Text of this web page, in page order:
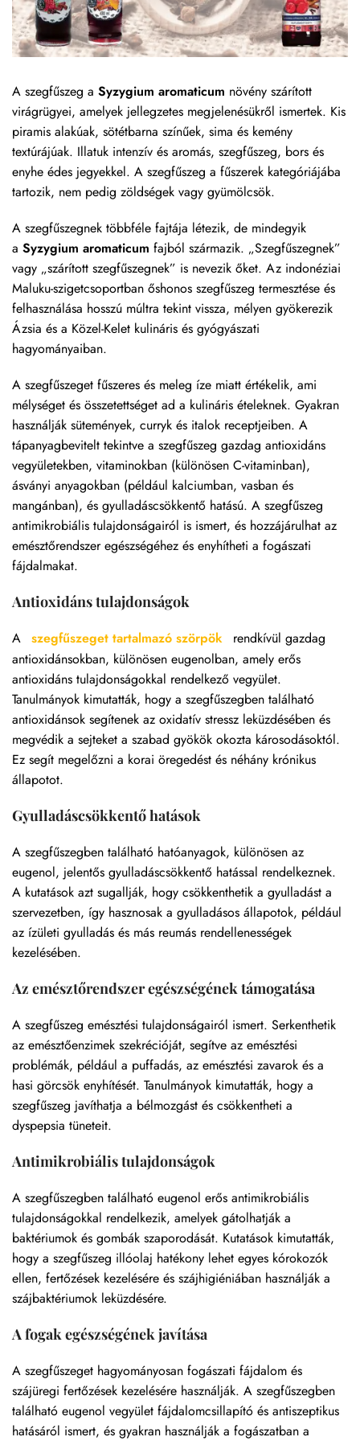
A szegfűszeg a Syzygium aromaticum növény szárított
virágrügyei, amelyek jellegzetes megjelenésükről ismertek. Kis
piramis alakúak, sötétbarna színűek, sima és kemény
textúrájúak. Illatuk intenzív és aromás, szegfűszeg, bors és
enyhe édes jegyekkel. A szegfűszeg a fűszerek kategóriájába
tartozik, nem pedig zöldségek vagy gyümölcsök.
A szegfűszegnek többféle fajtája létezik, de mindegyik
a Syzygium aromaticum fajból származik. „Szegfűszegnek”
vagy „szárított szegfűszegnek” is nevezik őket. Az indonéziai
Maluku-szigetcsoportban őshonos szegfűszeg termesztése és
felhasználása hosszú múltra tekint vissza, mélyen gyökerezik
Ázsia és a Közel-Kelet kulináris és gyógyászati
hagyományaiban.
A szegfűszeget fűszeres és meleg íze miatt értékelik, ami
mélységet és összetettséget ad a kulináris ételeknek. Gyakran
használják sütemények, curryk és italok receptjeiben. A
tápanyagbevitelt tekintve a szegfűszeg gazdag antioxidáns
vegyületekben, vitaminokban (különösen C-vitaminban),
ásványi anyagokban (például kalciumban, vasban és
mangánban), és gyulladáscsökkentő hatású. A szegfűszeg
antimikrobiális tulajdonságairól is ismert, és hozzájárulhat az
emésztőrendszer egészségéhez és enyhítheti a fogászati
fájdalmakat.
Antioxidáns tulajdonságok
A szegfűszeget tartalmazó szörpök
rendkívül gazdag
antioxidánsokban, különösen eugenolban, amely erős
antioxidáns tulajdonságokkal rendelkező vegyület.
Tanulmányok kimutatták, hogy a szegfűszegben található
antioxidánsok segítenek az oxidatív stressz leküzdésében és
megvédik a sejteket a szabad gyökök okozta károsodásoktól.
Ez segít megelőzni a korai öregedést és néhány krónikus
állapotot.
Gyulladáscsökkentő hatások
A szegfűszegben található hatóanyagok, különösen az
eugenol, jelentős gyulladáscsökkentő hatással rendelkeznek.
A kutatások azt sugallják, hogy csökkenthetik a gyulladást a
szervezetben, így hasznosak a gyulladásos állapotok, például
az ízületi gyulladás és más reumás rendellenességek
kezelésében.
Az emésztőrendszer egészségének támogatása
A szegfűszeg emésztési tulajdonságairól ismert. Serkenthetik
az emésztőenzimek szekrécióját, segítve az emésztési
problémák, például a puffadás, az emésztési zavarok és a
hasi görcsök enyhítését. Tanulmányok kimutatták, hogy a
szegfűszeg javíthatja a bélmozgást és csökkentheti a
dyspepsia tüneteit.
Antimikrobiális tulajdonságok
A szegfűszegben található eugenol erős antimikrobiális
tulajdonságokkal rendelkezik, amelyek gátolhatják a
baktériumok és gombák szaporodását. Kutatások kimutatták,
hogy a szegfűszeg illóolaj hatékony lehet egyes kórokozók
ellen, fertőzések kezelésére és szájhigiéniában használják a
szájbaktériumok leküzdésére.
A fogak egészségének javítása
A szegfűszeget hagyományosan fogászati fájdalom és
szájüregi fertőzések kezelésére használják. A szegfűszegben
található eugenol vegyület fájdalomcsillapító és antiszeptikus
hatásáról ismert, és gyakran használják a fogászatban a